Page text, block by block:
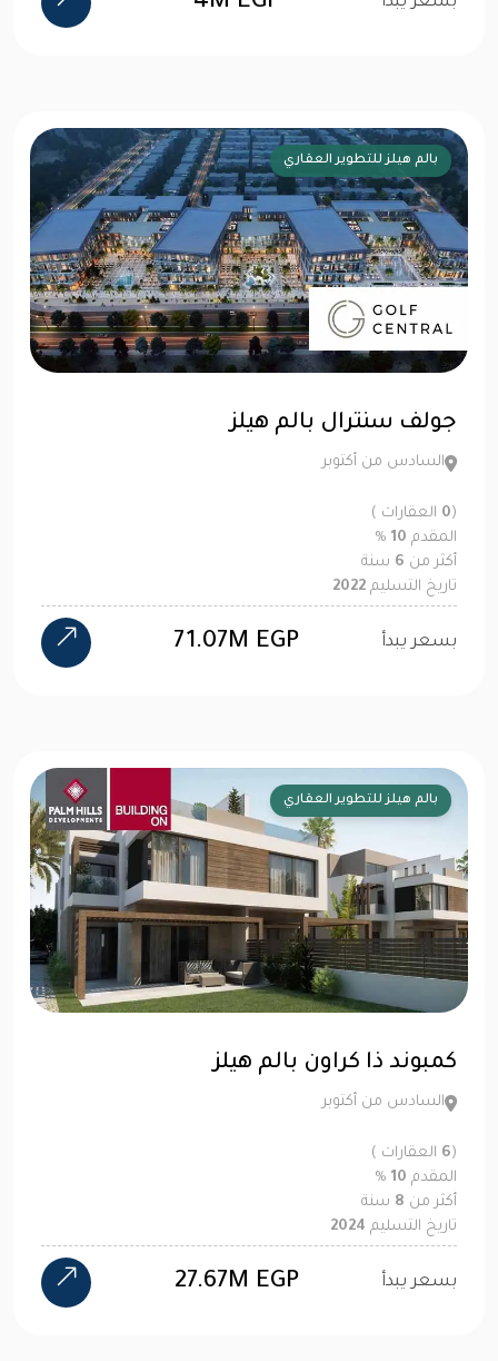
بالم هيلز للتطوير العقاري
جولف سنترال بالم هيلز
السادس من أكتوبر
(
0 العقارات )
المقدم 10
%
أكثر من 6 سنة
تاريخ التسليم 2022
بسعر يبدأ 71.07M EGP
بالم هيلز للتطوير العقاري
كمبوند ذا كراون بالم هيلز
السادس من أكتوبر
(
6 العقارات )
المقدم 10
%
أكثر من 8 سنة
تاريخ التسليم 2024
بسعر يبدأ 27.67M EGP